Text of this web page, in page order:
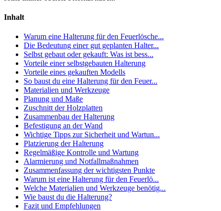
Inhalt
Warum eine Halterung für den Feuerlösche...
Die Bedeutung einer gut geplanten Halter...
Selbst gebaut oder gekauft: Was ist bess...
Vorteile einer selbstgebauten Halterung
Vorteile eines gekauften Modells
So baust du eine Halterung für den Feuer...
Materialien und Werkzeuge
Planung und Maße
Zuschnitt der Holzplatten
Zusammenbau der Halterung
Befestigung an der Wand
Wichtige Tipps zur Sicherheit und Wartun...
Platzierung der Halterung
Regelmäßige Kontrolle und Wartung
Alarmierung und Notfallmaßnahmen
Zusammenfassung der wichtigsten Punkte
Warum ist eine Halterung für den Feuerlö...
Welche Materialien und Werkzeuge benötig...
Wie baust du die Halterung?
Fazit und Empfehlungen